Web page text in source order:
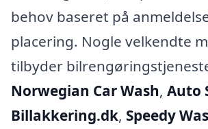
behov baseret på
placering. Nogle velkendte
tilbyder
Norwegian Car Wash, Auto
Billakkering.dk, Speedy